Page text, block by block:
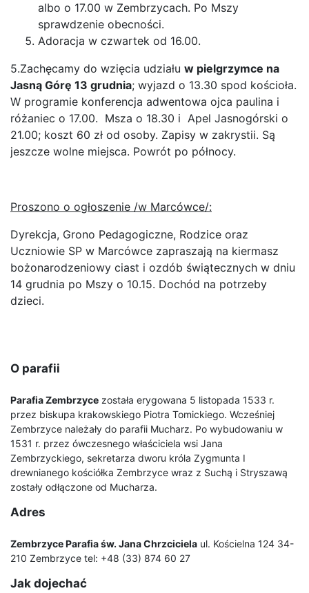
albo o 17.00 w Zembrzycach. Po Mszy
sprawdzenie obecności.
Adoracja w czwartek od 16.00.
5.Zachęcamy do wzięcia udziału w pielgrzymce na
Jasną Górę 13 grudnia; wyjazd o 13.30 spod kościoła.
W programie konferencja adwentowa ojca paulina i
różaniec o 17.00. Msza o 18.30 i Apel Jasnogórski o
21.00; koszt 60 zł od osoby. Zapisy w zakrystii. Są
jeszcze wolne miejsca. Powrót po północy.
Proszono o ogłoszenie /w Marcówce/:
Dyrekcja, Grono Pedagogiczne, Rodzice oraz
Uczniowie SP w Marcówce zapraszają na kiermasz
bożonarodzeniowy ciast i ozdób świątecznych w dniu
14 grudnia po Mszy o 10.15. Dochód na potrzeby
dzieci.
O parafii
Parafia Zembrzyce została erygowana 5 listopada 1533 r.
przez biskupa krakowskiego Piotra Tomickiego. Wcześniej
Zembrzyce należały do parafii Mucharz. Po wybudowaniu w
1531 r. przez ówczesnego właściciela wsi Jana
Zembrzyckiego, sekretarza dworu króla Zygmunta I
drewnianego kościółka Zembrzyce wraz z Suchą i Stryszawą
zostały odłączone od Mucharza.
Adres
Zembrzyce Parafia św. Jana Chrzciciela ul. Kościelna 124 34-
210 Zembrzyce tel: +48 (33) 874 60 27
Jak dojechać